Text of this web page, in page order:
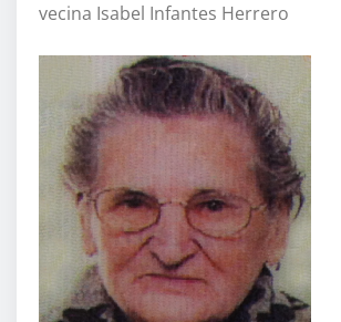
vecina Isabel Infantes Herrero